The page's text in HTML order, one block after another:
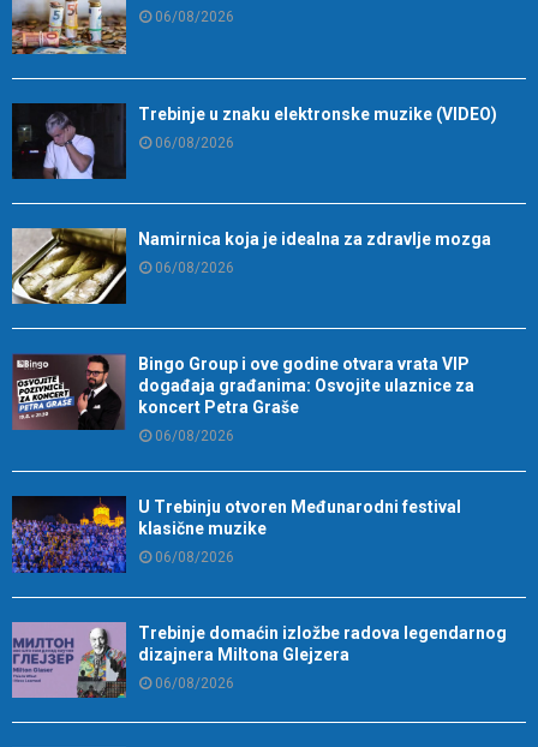
06/08/2026
Trebinje u znaku elektronske muzike (VIDEO)
06/08/2026
Namirnica koja je idealna za zdravlje mozga
06/08/2026
Bingo Group i ove godine otvara vrata VIP
događaja građanima: Osvojite ulaznice za
koncert Petra Graše
06/08/2026
U Trebinju otvoren Međunarodni festival
klasične muzike
06/08/2026
Trebinje domaćin izložbe radova legendarnog
dizajnera Miltona Glejzera
06/08/2026